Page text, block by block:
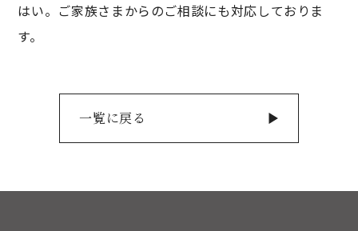
はい。ご家族さまからのご相談にも対応しておりま
す。
一覧に戻る